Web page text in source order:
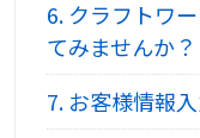
6.クラフトワ
てみませんか？
7.お客様情報